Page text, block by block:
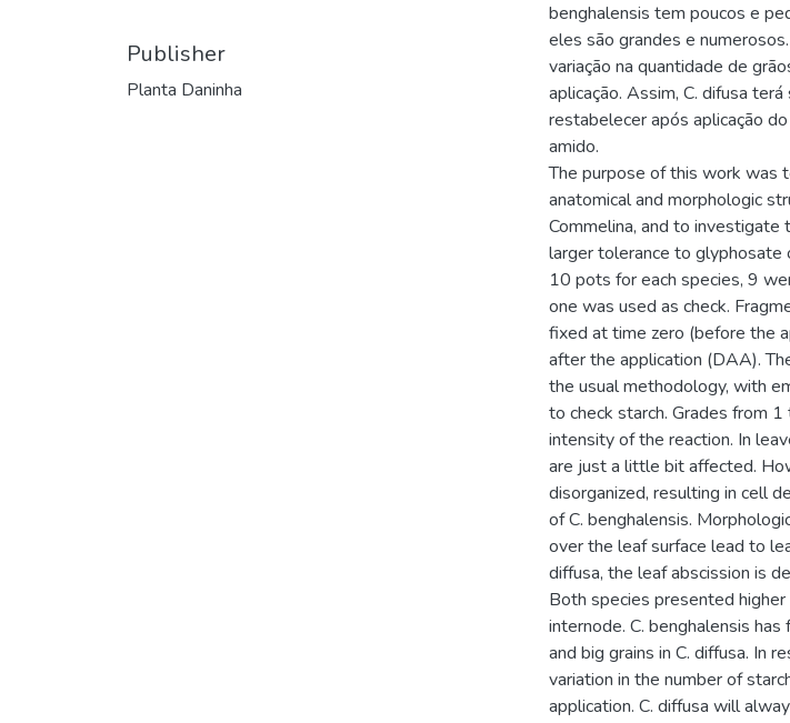
Publisher
Planta Daninha
benghalensis tem poucos e
eles são grandes e
variação na quantidade de
aplicação. Assim, C. difusa
restabelecer após aplicação
amido.
The purpose of this work was
anatomical and morphologic
Commelina, and to
larger tolerance to glyphosate
10 pots for each species, 9
one was used as check.
fixed at time zero (before the
after the application (DAA).
the usual methodology, with
to check starch. Grades from
intensity of the reaction. In
are just a little bit affected.
disorganized, resulting in cell
of C. benghalensis.
over the leaf surface lead to
diffusa, the leaf abscission is
Both species presented
internode. C. benghalensis
and big grains in C. diffusa. In
variation in the number of
application. C. diffusa will